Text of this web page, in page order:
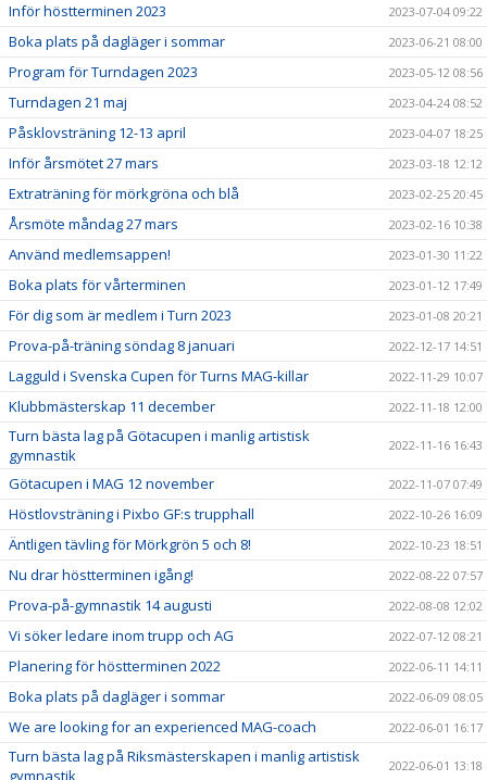
Inför höstterminen 2023 2023-07-04 09:22
Boka plats på dagläger i sommar 2023-06-21 08:00
Program för Turndagen 2023 2023-05-12 08:56
Turndagen 21 maj 2023-04-24 08:52
Påsklovsträning 12-13 april 2023-04-07 18:25
Inför årsmötet 27 mars 2023-03-18 12:12
Extraträning för mörkgröna och blå 2023-02-25 20:45
Årsmöte måndag 27 mars 2023-02-16 10:38
Använd medlemsappen! 2023-01-30 11:22
Boka plats för vårterminen 2023-01-12 17:49
För dig som är medlem i Turn 2023 2023-01-08 20:21
Prova-på-träning söndag 8 januari 2022-12-17 14:51
Lagguld i Svenska Cupen för Turns MAG-killar 2022-11-29 10:07
Klubbmästerskap 11 december 2022-11-18 12:00
Turn bästa lag på Götacupen i manlig artistisk
gymnastik
2022-11-16 16:43
Götacupen i MAG 12 november 2022-11-07 07:49
Höstlovsträning i Pixbo GF:s trupphall 2022-10-26 16:09
Äntligen tävling för Mörkgrön 5 och 8! 2022-10-23 18:51
Nu drar höstterminen igång! 2022-08-22 07:57
Prova-på-gymnastik 14 augusti 2022-08-08 12:02
Vi söker ledare inom trupp och AG 2022-07-12 08:21
Planering för höstterminen 2022 2022-06-11 14:11
Boka plats på dagläger i sommar 2022-06-09 08:05
We are looking for an experienced MAG-coach 2022-06-01 16:17
Turn bästa lag på Riksmästerskapen i manlig artistisk
gymnastik
2022-06-01 13:18